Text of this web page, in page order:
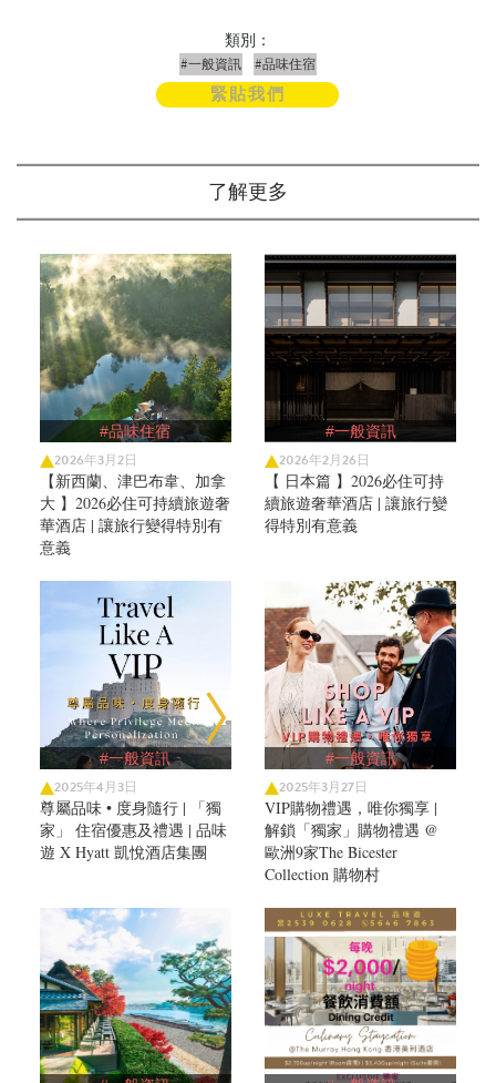
類別：
#一般資訊 #品味住宿
緊貼我們
了解更多
#品味住宿
2026年3月2日
【新西蘭、津巴布韋、加拿
大 】2026必住可持續旅遊奢
華酒店 | 讓旅行變得特別有
意義
#一般資訊
2026年2月26日
【 日本篇 】2026必住可持
續旅遊奢華酒店 | 讓旅行變
得特別有意義
#一般資訊
2025年4月3日
尊屬品味 • 度身隨行 | 「獨
家」 住宿優惠及禮遇 | 品味
遊 X Hyatt 凱悅酒店集團
#一般資訊
2025年3月27日
VIP購物禮遇，唯你獨享 |
解鎖「獨家」購物禮遇 @
歐洲9家The Bicester
Collection 購物村